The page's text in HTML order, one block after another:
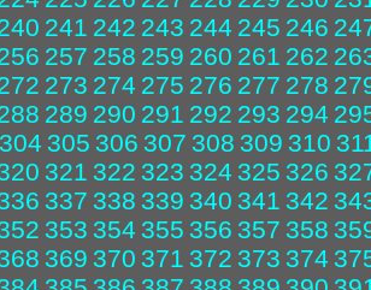
241 242 243 244 245 246
257 258 259 260 261 262
273 274 275 276 277 278
289 290 291 292 293 294
304 305 306 307 308 309 310
321 322 323 324 325 326
337 338 339 340 341 342
353 354 355 356 357 358
369 370 371 372 373 374